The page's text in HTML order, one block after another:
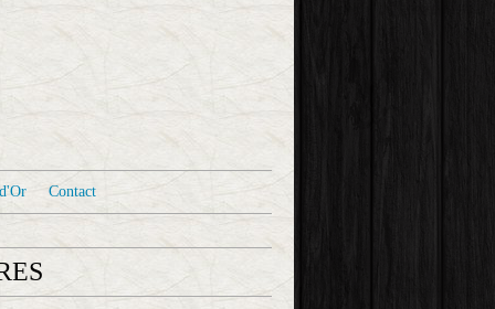
Contact